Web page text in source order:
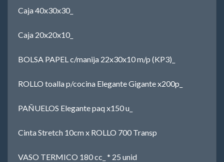
Caja 40x30x30_
Caja 20x20x10_
BOLSA PAPEL c/manija 22x30x10 m/p (KP3)_
ROLLO toalla p/cocina Elegante Gigante x200p_
PAÑUELOS Elegante paq x150 u_
Cinta Stretch 10cm x ROLLO 700 Transp
VASO TERMICO 180 cc_ * 25 unid